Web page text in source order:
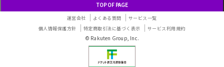
TOP OF PAGE
運営会社 よくある質問
サービス一覧
個人情報保護方針
特定商取引法に基づく表示 サービス利用規約
© Rakuten Group, Inc.